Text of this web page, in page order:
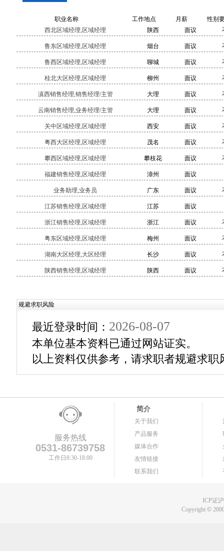
职业名称 工作地点 月薪
性别
西北区域经理,区域经理
陕西 面议
鲁东区域经理,区域经理 烟台 面议
鲁西区域经理,区域经理 聊城 面议
桂北大区经理,区域经理 柳州 面议
滇西销售经理,销售经理/主管 大理 面议
云南销售经理,业务经理/主管 大理 面议
关中区域经理,区域经理 西安 面议
粤西大区经理,区域经理 茂名 面议
攀西区域经理,区域经理 攀枝花 面议
福建销售经理,区域经理 漳州 面议
业务助理,业务员 广东 面议
江苏销售经理,区域经理 江苏 面议
浙江销售经理,区域经理 浙江 面议
粤东区域经理,区域经理 梅州 面议
湖南大区经理,大区经理 长沙 面议
陕西销售经理,区域经理 陕西 面议
规避求职风险
最近登录时间： 2026-08-07
本单位基本资料已通过网站证实。
以上资料仅供参考，请求职者规避求职
服务热线
0531-86739758
工作日8:30-18:00
简介
关于我们
产品服务
媒体合作
友情链接
联系我们
ICP证
Copyright©